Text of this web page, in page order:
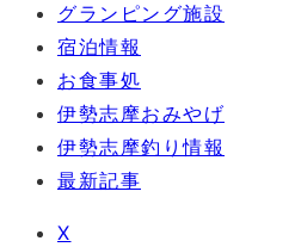
グランピング施設
宿泊情報
お食事処
伊勢志摩おみやげ
伊勢志摩釣り情報
最新記事
X